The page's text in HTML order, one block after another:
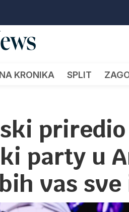
KRONIKA SPLIT
party u
vas sve